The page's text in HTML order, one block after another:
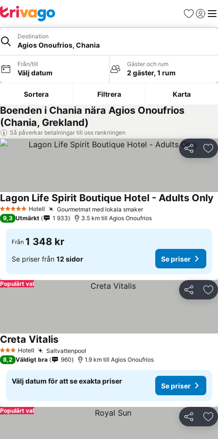
Favoriter
Logga
Destination
Agios Onoufrios, Chania
Från/till
Välj datum
Gäster och rum
2 gäster, 1 rum
Sortera Filtrera Karta
Boenden i Chania nära Agios Onoufrios
(Chania, Grekland)
Så påverkar betalningar till oss rankningen
Dela
5 Stjärnor Hotell Gourmetmat med lokala smaker
Lagon Life Spirit Boutique Hotel - Adults Only
9,3 Utmärkt 1 933 3.5 km till Agios Onoufrios
Från 1 348 kr
Se priser från 12 sidor Se priser
Dela
Populärt val
3 StjärnorHotell Saltvattenpool
Creta Vitalis
8,2 Väldigt bra 960 1.9 km till Agios Onoufrios
Välj datum för att se exakta priser
Se priser
Dela
Populärt val